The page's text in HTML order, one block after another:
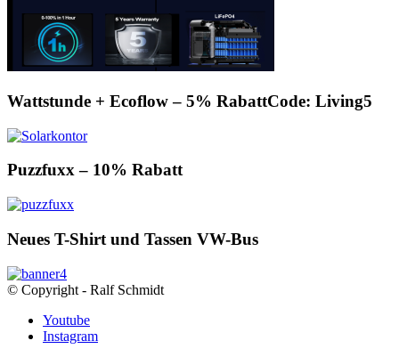
Wattstunde + Ecoflow – 5% RabattCode: Living5
Puzzfuxx – 10% Rabatt
Neues T-Shirt und Tassen VW-Bus
© Copyright - Ralf Schmidt
Youtube
Instagram